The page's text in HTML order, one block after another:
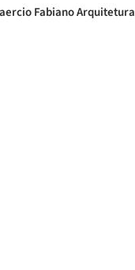
Fabiano Arquitetura